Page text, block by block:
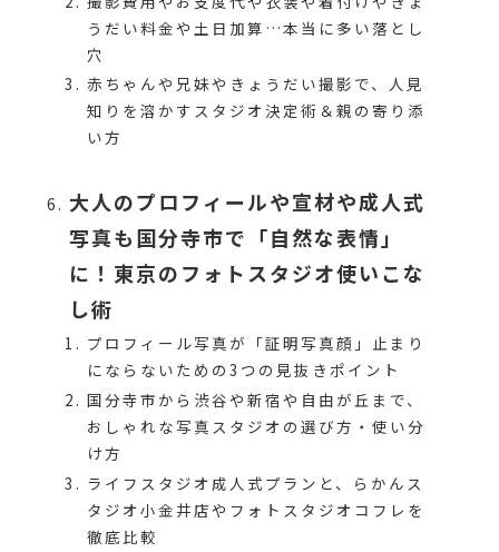
うだい料金や土日加算…本当に多い落とし
穴
赤ちゃんや兄妹やきょうだい撮影で、人見
知りを溶かすスタジオ決定術＆親の寄り添
い方
大人のプロフィールや宣材や成人式
写真も国分寺市で「自然な表情」
に！東京のフォトスタジオ使いこな
し術
プロフィール写真が「証明写真顔」止まり
にならないための3つの見抜きポイント
国分寺市から渋谷や新宿や自由が丘まで、
おしゃれな写真スタジオの選び方・使い分
け方
ライフスタジオ成人式プランと、らかんス
タジオ小金井店やフォトスタジオコフレを
徹底比較